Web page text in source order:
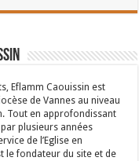
Eflamm Caouissin est
de Vannes au niveau
Tout en approfondissant
plusieurs années
de l’Eglise en
le fondateur du site et de